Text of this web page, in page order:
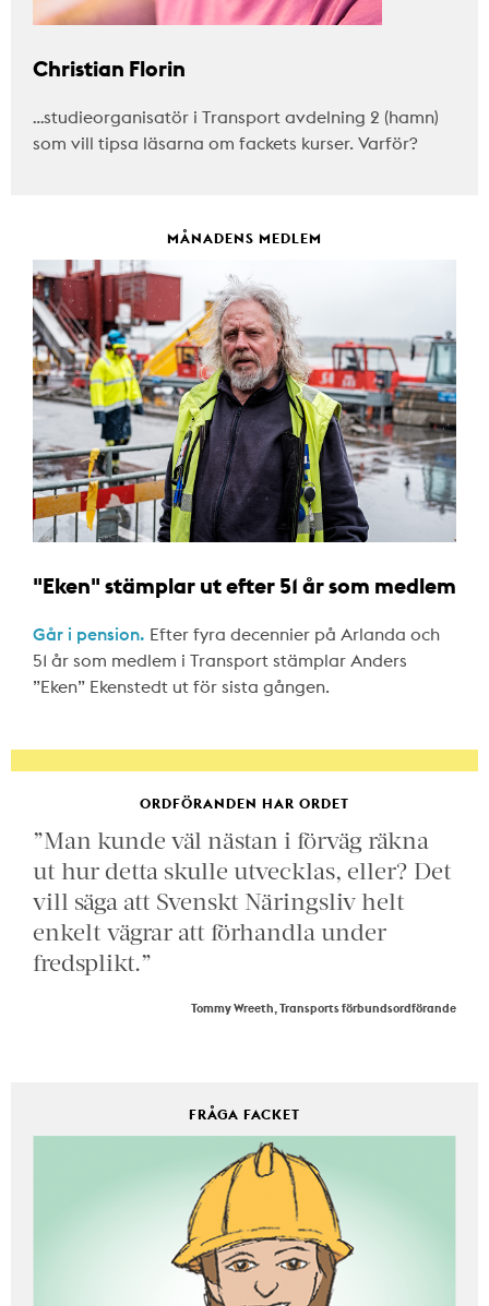
Christian Florin
…studieorganisatör i Transport avdelning 2 (hamn)
som vill tipsa läsarna om fackets kurser. Varför?
MÅNADENS MEDLEM
"Eken" stämplar ut efter 51 år som medlem
Går i pension. Efter fyra decennier på Arlanda och
51 år som medlem i Transport stämplar Anders
”Eken” Ekenstedt ut för sista gången.
ORDFÖRANDEN HAR ORDET
”Man kunde väl nästan i förväg räkna
ut hur detta skulle utvecklas, eller? Det
vill säga att Svenskt Näringsliv helt
enkelt vägrar att förhandla under
fredsplikt.”
Tommy Wreeth, Transports förbundsordförande
FRÅGA FACKET